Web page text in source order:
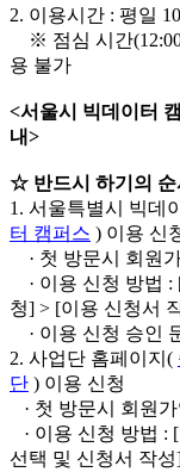
2. 이용시간 : 평일
※ 점심 시간(12:00
용 불가
<서울시 빅데이터
내>
☆ 반드시 하기의
1. 서울특별시 빅데
터 캠퍼스 ) 이용 신
· 첫 방문시 회원
· 이용 신청 방법 :
청] > [이용 신청서
· 이용 신청 승인
2. 사업단 홈페이지(
단 ) 이용 신청
· 첫 방문시 회원
· 이용 신청 방법 :
선택 및 신청서 작